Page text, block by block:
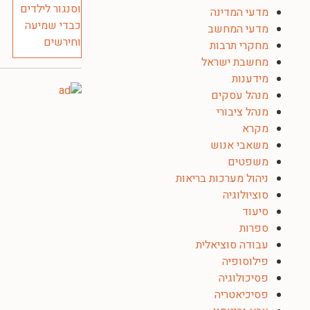
מדעי המדינה
מדעי המחשב
מחקרי תרבות
מחשבת ישראל
מידענות
מנהל עסקים
מנהל ציבורי
מקרא
משאבי אנוש
משפטים
ניהול מערכות בריאות
סוציולוגיה
סיעוד
ספרות
עבודה סוציאלית
פילוסופיה
פסיכולוגיה
פסיכיאטריה